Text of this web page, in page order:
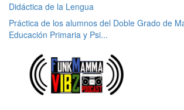
Didáctica de la Lengua
Práctica de los alumnos del Doble Grado de
Educación Primaria y Psi...